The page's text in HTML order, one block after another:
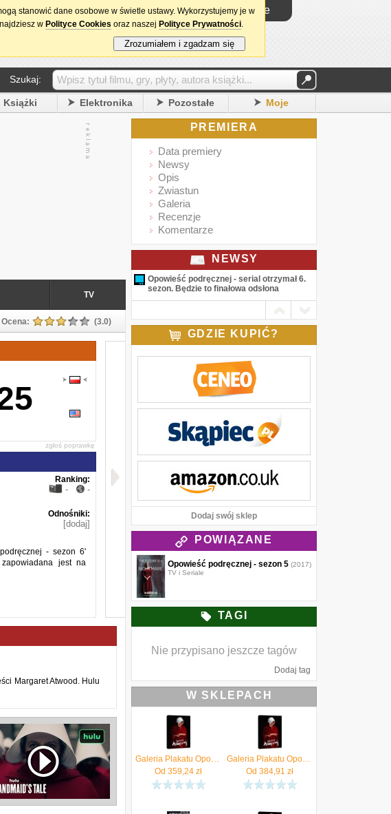
DataPremiery.pl Logowanie
Szukaj:
Książki Elektronika Pozostałe Moje
TV
Ocena: (3.0)
zgłoś poprawkę
Ranking:
- -
Odnośniki:
[dodaj]
- sezon 6'
jest na
Margaret Atwood. Hulu
PREMIERA
Data premiery
Newsy
Opis
Zwiastun
Galeria
Recenzje
Komentarze
NEWSY
Opowieść podręcznej - serial otrzymał 6.
sezon. Będzie to finałowa odsłona
GDZIE KUPIĆ?
Dodaj swój sklep
POWIĄZANE
Opowieść podręcznej - sezon 5 (2017)
TV i Seriale
TAGI
Nie przypisano jeszcze tagów
Dodaj tag
W SKLEPACH
Galeria Plakatu Opowieść Podręcznej Obraz Na Płótnie 60X80Cm (CGM608860X80)
Od 359,24 zł
Galeria Plakatu Opowieść Podręcznej Obraz Na Płótnie 61X91,5Cm (CGM608861X91)
Od 384,91 zł
stanowić dane osobowe w świetle ustawy. Wykorzystujemy je w
w Polityce Cookies oraz naszej Polityce Prywatności.
Zrozumiałem i zgadzam się